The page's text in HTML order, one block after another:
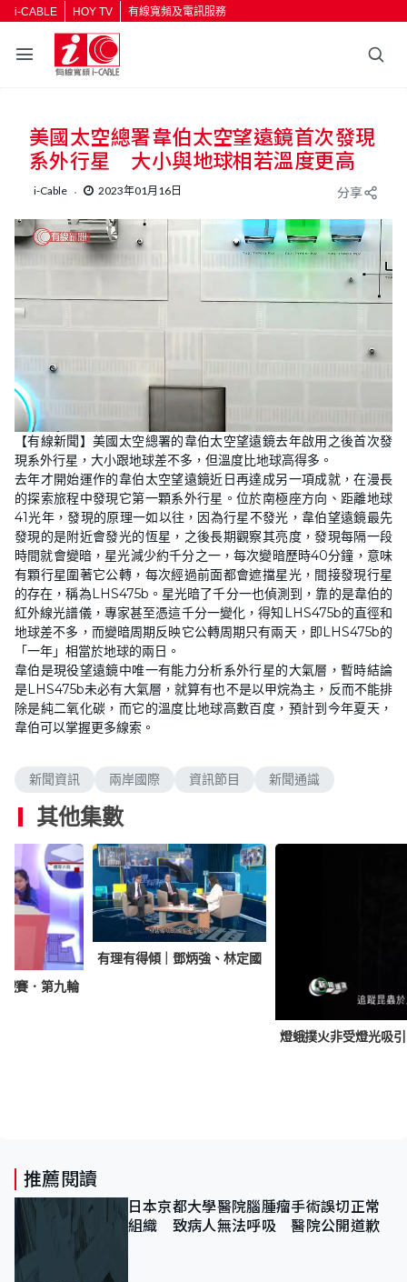
i-CABLE HOY TV 有線寬頻及電訊服務
美國太空總署韋伯太空望遠鏡首次發現
系外行星 大小與地球相若溫度更高
i-Cable 2023年01月16日 分享
n
m
e
o
a
d
e
d
:
8
.
5
7
%
【有線新聞】美國太空總署的韋伯太空望遠鏡去年啟用之後首次發
現系外行星，大小跟地球差不多，但溫度比地球高得多。
去年才開始運作的韋伯太空望遠鏡近日再達成另一項成就，在漫長
的探索旅程中發現它第一顆系外行星。位於南極座方向、距離地球
41光年，發現的原理一如以往，因為行星不發光，韋伯望遠鏡最先
發現的是附近會發光的恆星，之後長期觀察其亮度，發現每隔一段
時間就會變暗，星光減少約千分之一，每次變暗歷時40分鐘，意味
有顆行星圍著它公轉，每次經過前面都會遮擋星光，間接發現行星
的存在，稱為LHS475b。星光暗了千分一也偵測到，靠的是韋伯的
紅外線光譜儀，專家甚至憑這千分一變化，得知LHS475b的直徑和
地球差不多，而變暗周期反映它公轉周期只有兩天，即LHS475b的
「一年」相當於地球的兩日。
韋伯是現役望遠鏡中唯一有能力分析系外行星的大氣層，暫時結論
是LHS475b未必有大氣層，就算有也不是以甲烷為主，反而不能排
除是純二氧化碳，而它的溫度比地球高數百度，預計到今年夏天，
韋伯可以掌握更多線索。
新聞資訊 兩岸國際 資訊節目 新聞通識
其他集數
賽．第九輪
有理有得傾｜鄧炳強、林定國
燈蛾撲火非受燈光
推薦閱讀
日本京都大學醫院腦腫瘤手術誤切正常
組織 致病人無法呼吸 醫院公開道歉